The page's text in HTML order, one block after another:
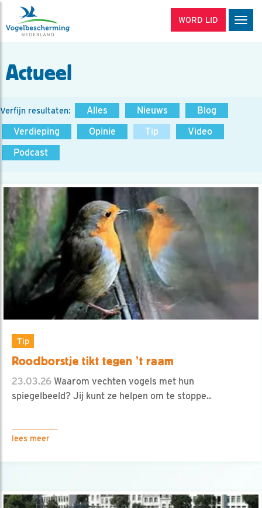
WORD LID
Actueel
Verfijn resultaten: Alles Nieuws
Blog
Verdieping
Opinie Tip
Video
Podcast
Tip
Roodborstje tikt tegen ’t raam
23.03.26 Waarom vechten vogels met hun
spiegelbeeld? Jij kunt ze helpen om te stoppe..
lees meer